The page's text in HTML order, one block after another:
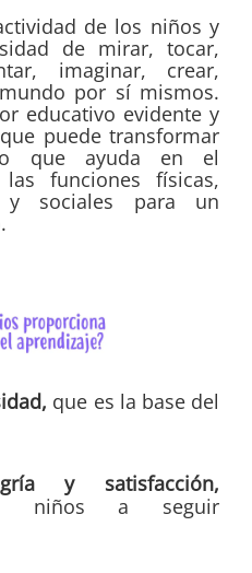
de los niños y
de mirar, tocar,
imaginar, crear,
por sí mismos.
educativo evidente y
puede transformar
que ayuda en el
funciones físicas,
y sociales para un
que es la base del
y satisfacción,
niños a seguir